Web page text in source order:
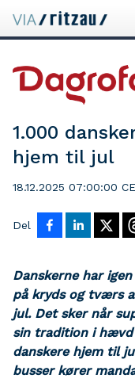
1.000
hjem til jul
18.12.2025 07:00:00
Del
Danskerne har
på kryds og tværs
jul. Det sker når
sin tradition i hævd
danskere hjem til
busser kører